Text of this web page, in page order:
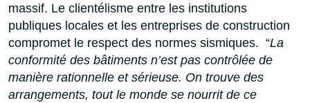
massif. Le clientélisme entre les institutions
publiques locales et les entreprises de construction
compromet le respect des normes sismiques. “La
conformité des bâtiments n’est pas contrôlée de
manière rationnelle et sérieuse. On trouve des
arrangements, tout le monde se nourrit de ce